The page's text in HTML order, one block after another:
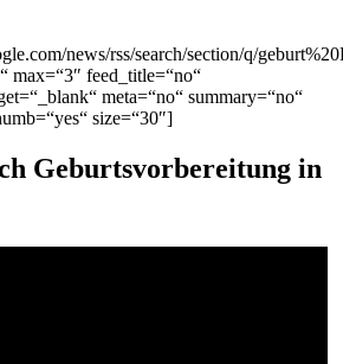
news/rss/search/section/q/
feed_title=“no“
meta=“no“ summary=“no“
size=“30″]
Geburtsvorbereitung in